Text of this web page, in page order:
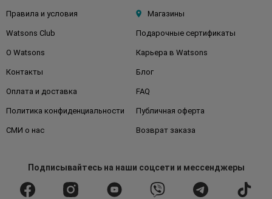
Правила и условия Магазины
Watsons Club Подарочные сертификаты
О Watsons Карьера в Watsons
Контакты Блог
Оплата и доставка FAQ
Политика конфиденциальности Публичная оферта
СМИ о нас Возврат заказа
Подписывайтесьна наши соцсети и мессенджеры